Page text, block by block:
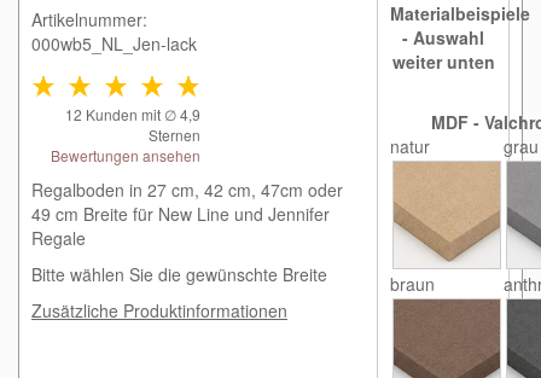
Artikelnummer:
000wb5_NL_Jen-lack
12 Kunden mit ∅4,9
Sternen
Bewertungen ansehen
Regalboden in 27 cm, 42 cm, 47cm oder
49 cm Breite für New Line und Jennifer
Regale
Bitte wählen Sie die gewünschte Breite
Zusätzliche Produktinformationen
Materialbeispiele
- Auswahl
weiter unten
MDF -
natur
grau
braun